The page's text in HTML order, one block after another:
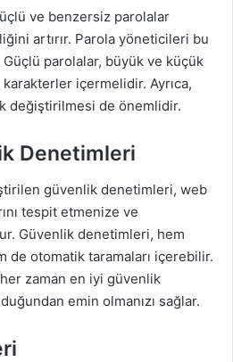
ve benzersiz parolalar
artırır. Parola yöneticileri bu
Güçlü parolalar, büyük ve küçük
içermelidir. Ayrıca,
değiştirilmesi de önemlidir.
Denetimleri
güvenlik denetimleri, web
tespit etmenize ve
Güvenlik denetimleri, hem
de otomatik taramaları içerebilir.
zaman en iyi güvenlik
emin olmanızı sağlar.